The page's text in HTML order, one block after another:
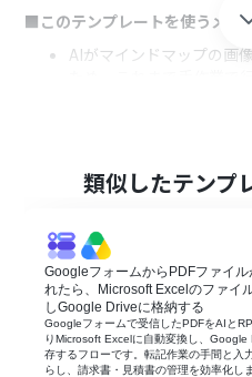
■このテンプレートを使うメリッ
AIがマインドマップの画
■フローボットの流れ
はじめに、Google Drive
Yoomと連携します。
トリガーでGoogleフォ
が送信されたら」という
次に、オペレーションで
ウンロードする」アクシ
れたマインドマップの画
類似したテンプ
GoogleフォームからPDFファイル
れたら、Microsoft Excelのファイ
しGoogle Driveに格納する
Googleフォームで受信したPDFをAIと
りMicrosoft Excelに自動変換し、Google
存するフローです。転記作業の手間と入
らし、請求書・見積書の管理を効率化し